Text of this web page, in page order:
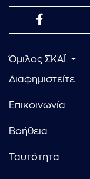
Όμιλος ΣΚΑΪ
Διαφημιστείτε
Επικοινωνία
Βοήθεια
Ταυτότητα